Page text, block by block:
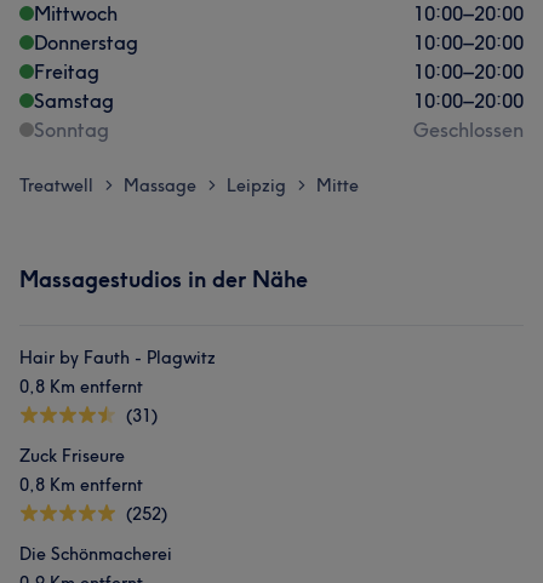
Mittwoch
10:00–20:00
Donnerstag
10:00–20:00
Freitag
10:00–20:00
Samstag
10:00–20:00
Sonntag
Geschlossen
Treatwell > Massage > Leipzig > Mitte
Massagestudios in der Nähe
Hair by Fauth - Plagwitz
0,8 Km entfernt
(31)
Zuck Friseure
0,8 Km entfernt
(252)
Die Schönmacherei